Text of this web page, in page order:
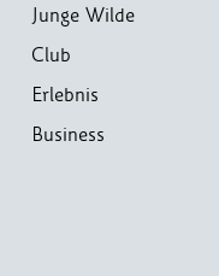
Junge Wilde
Club
Erlebnis
Business